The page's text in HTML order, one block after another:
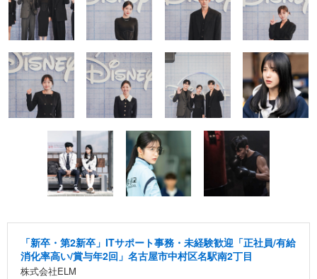
「新卒・第2新卒」ITサポート事務・未経験歓迎「正社員/有給
消化率高い/賞与年2回」名古屋市中村区名駅南2丁目
株式会社ELM